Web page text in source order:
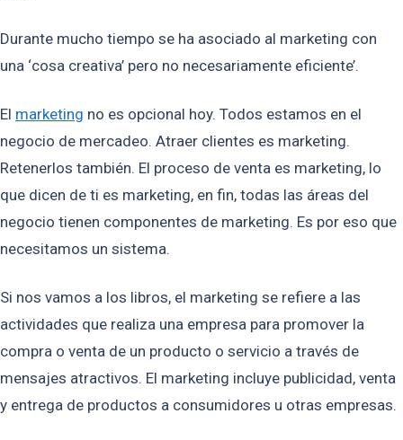
Durante mucho tiempo se ha asociado al marketing con
una ‘cosa creativa’ pero no necesariamente eficiente’.
El marketing no es opcional hoy. Todos estamos en el
negocio de mercadeo. Atraer clientes es marketing.
Retenerlos también. El proceso de venta es marketing, lo
que dicen de ti es marketing, en fin, todas las áreas del
negocio tienen componentes de marketing. Es por eso que
necesitamos un sistema.
Si nos vamos a los libros, el marketing se refiere a las
actividades que realiza una empresa para promover la
compra o venta de un producto o servicio a través de
mensajes atractivos. El marketing incluye publicidad, venta
y entrega de productos a consumidores u otras empresas.